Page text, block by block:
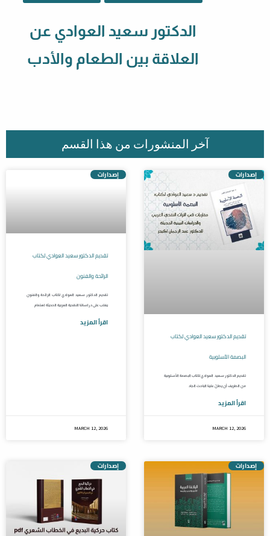
الدكتور سعيد العوادي عن
العلاقة بين الطعام والأدب
آخر المنشورات من هذا القسم
إصدارات
تقديم الدكتور سعيد العوادي لكتاب
الرائحة والفنون
تقديم الدكتور سعيد العوادي لكتاب الرائحة والفنون
يغلب على دراساتنا النقدية العربية الحديثة اهتمام
اقرأ المزيد
MARCH 12, 2026
إصدارات
تقديم الدكتور سعيد العوادي لكتاب
البصمة الأسلوبية
تقديم الدكتور سعيد العوادي لكتاب البصمة الأسلوبية
من الطريف أن يطلّ علينا الباحث الجاد
اقرأ المزيد
MARCH 12, 2026
إصدارات إصدارات